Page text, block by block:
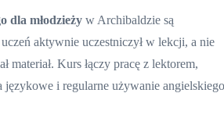
dla młodzieży w Archibaldzie są
aktywnie uczestniczył w lekcji, a nie
materiał. Kurs łączy pracę z lektorem,
językowe i regularne używanie angielskiego